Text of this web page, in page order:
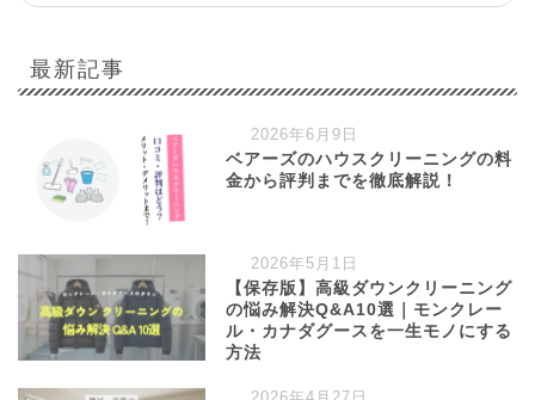
最新記事
2026年6月9日
ベアーズのハウスクリーニングの料
金から評判までを徹底解説！
2026年5月1日
【保存版】高級ダウンクリーニング
の悩み解決Q&A10選｜モンクレー
ル・カナダグースを一生モノにする
方法